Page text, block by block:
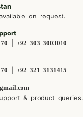
on request.
+92 303 3003010
+92 321 3131415
& product queries.